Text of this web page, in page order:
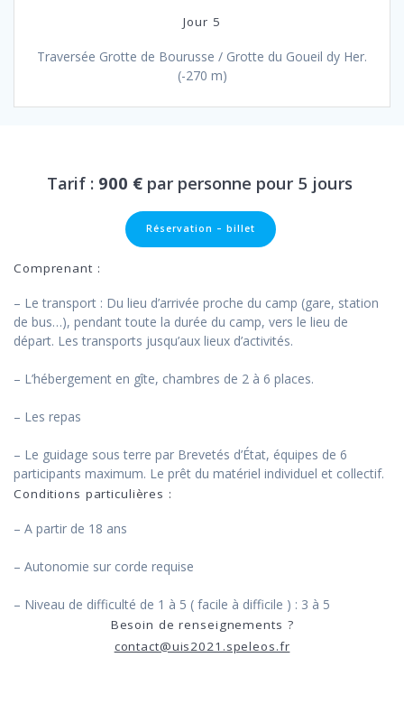
Jour 5
Traversée Grotte de Bourusse / Grotte du Goueil dy Her.
(-270 m)
Tarif : 900 € par personne pour 5 jours
Réservation – billet
Comprenant :
– Le transport : Du lieu d’arrivée proche du camp (gare, station
de bus…), pendant toute la durée du camp, vers le lieu de
départ. Les transports jusqu’aux lieux d’activités.
– L’hébergement en gîte, chambres de 2 à 6 places.
– Les repas
– Le guidage sous terre par Brevetés d’État, équipes de 6
participants maximum. Le prêt du matériel individuel et collectif.
Conditions particulières :
– A partir de 18 ans
– Autonomie sur corde requise
– Niveau de difficulté de 1 à 5 ( facile à difficile ) : 3 à 5
Besoin de renseignements ?
contact@uis2021.speleos.fr